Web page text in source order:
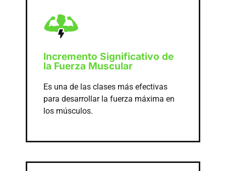
Incremento Significativo de
la Fuerza Muscular
Es una de las clases más efectivas
para desarrollar la fuerza máxima en
los músculos.